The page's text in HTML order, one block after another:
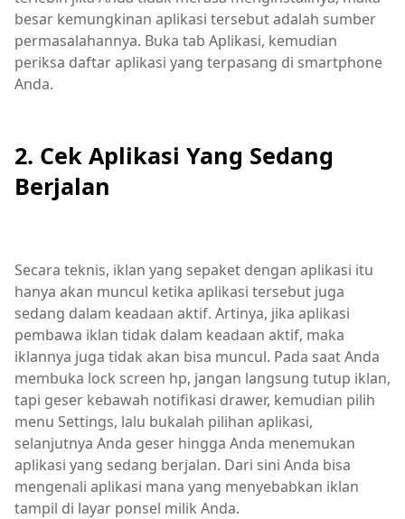
besar kemungkinan aplikasi tersebut adalah sumber
permasalahannya. Buka tab Aplikasi, kemudian
periksa daftar aplikasi yang terpasang di smartphone
Anda.
2. Cek Aplikasi Yang Sedang
Berjalan
Secara teknis, iklan yang sepaket dengan aplikasi itu
hanya akan muncul ketika aplikasi tersebut juga
sedang dalam keadaan aktif. Artinya, jika aplikasi
pembawa iklan tidak dalam keadaan aktif, maka
iklannya juga tidak akan bisa muncul. Pada saat Anda
membuka lock screen hp, jangan langsung tutup iklan,
tapi geser kebawah notifikasi drawer, kemudian pilih
menu Settings, lalu bukalah pilihan aplikasi,
selanjutnya Anda geser hingga Anda menemukan
aplikasi yang sedang berjalan. Dari sini Anda bisa
mengenali aplikasi mana yang menyebabkan iklan
tampil di layar ponsel milik Anda.